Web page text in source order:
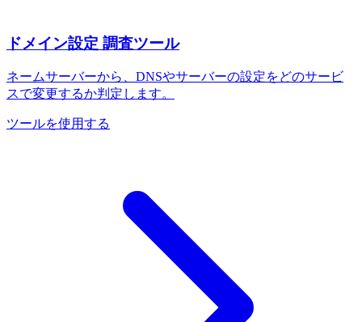
ドメイン設定 調査ツール
ネームサーバーから、DNSやサーバーの設定をどのサービ
スで変更するか判定します。
ツールを使用する